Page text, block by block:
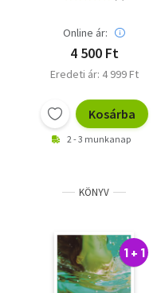
Online ár:
4 500 Ft
Eredeti ár: 4 999 Ft
Kosárba
2 - 3 munkanap
KÖNYV
1 + 1